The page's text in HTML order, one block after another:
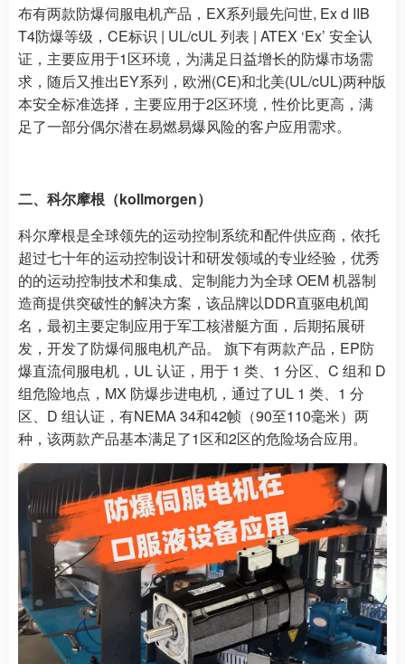
布有两款防爆伺服电机产品，EX系列最先问世, Ex d IIB
T4防爆等级，CE标识 | UL/cUL 列表 | ATEX ‘Ex’ 安全认
证，主要应用于1区环境，为满足日益增长的防爆市场需
求，随后又推出EY系列，欧洲(CE)和北美(UL/cUL)两种版
本安全标准选择，主要应用于2区环境，性价比更高，满
足了一部分偶尔潜在易燃易爆风险的客户应用需求。
二、科尔摩根（kollmorgen）
科尔摩根是全球领先的运动控制系统和配件供应商，依托
超过七十年的运动控制设计和研发领域的专业经验，优秀
的的运动控制技术和集成、定制能力为全球 OEM 机器制
造商提供突破性的解决方案，该品牌以DDR直驱电机闻
名，最初主要定制应用于军工核潜艇方面，后期拓展研
发，开发了防爆伺服电机产品。 旗下有两款产品，EP防
爆直流伺服电机，UL 认证，用于 1 类、1 分区、C 组和 D
组危险地点，MX 防爆步进电机，通过了UL 1 类、1 分
区、D 组认证，有NEMA 34和42帧（90至110毫米）两
种，该两款产品基本满足了1区和2区的危险场合应用。